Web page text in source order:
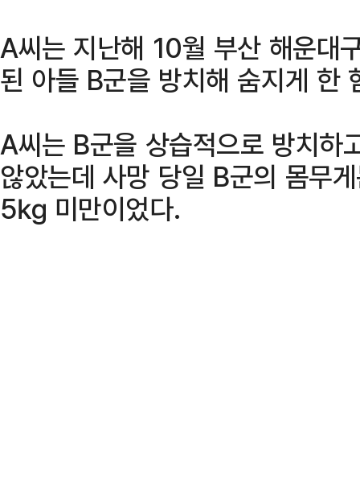
A씨는 지난해 10월 부산 해운대
된 아들 B군을 방치해 숨지게 한
A씨는 B군을 상습적으로 방치하
않았는데 사망 당일 B군의 몸무
5㎏ 미만이었다.